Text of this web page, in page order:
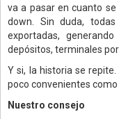
va a pasar en cuanto
down. Sin duda,
exportadas,
depósitos, terminales
Y si, la historia se
poco convenientes como
Nuestro consejo